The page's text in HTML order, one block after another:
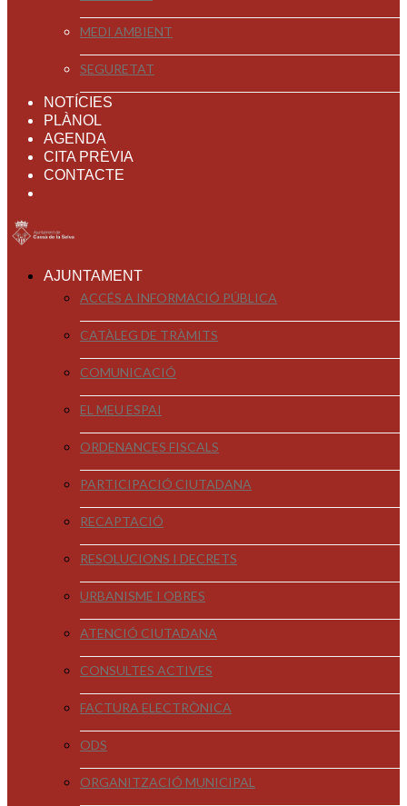
MEDI AMBIENT
SEGURETAT
NOTÍCIES
PLÀNOL
AGENDA
CITA PRÈVIA
CONTACTE
AJUNTAMENT
ACCÉS A INFORMACIÓ PÚBLICA
CATÀLEG DE TRÀMITS
COMUNICACIÓ
EL MEU ESPAI
ORDENANCES FISCALS
PARTICIPACIÓ CIUTADANA
RECAPTACIÓ
RESOLUCIONS I DECRETS
URBANISME I OBRES
ATENCIÓ CIUTADANA
CONSULTES ACTIVES
FACTURA ELECTRÒNICA
ODS
ORGANITZACIÓ MUNICIPAL